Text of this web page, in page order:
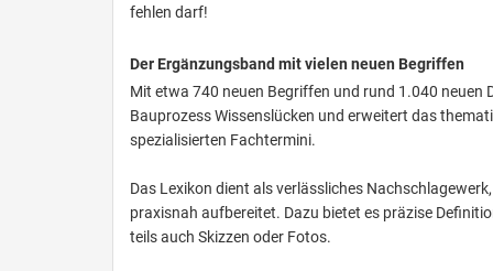
fehlen darf!
Der Ergänzungsband mit vielen neuen Begriffen
Mit etwa 740 neuen Begriffen und rund 1.040
Bauprozess Wissenslücken und erweitert das
spezialisierten Fachtermini.
Das Lexikon dient als verlässliches
praxisnah aufbereitet. Dazu bietet es präzise
teils auch Skizzen oder Fotos.